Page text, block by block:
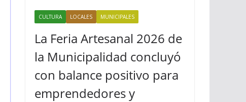
CULTURA LOCALES MUNICIPALES
La Feria Artesanal 2026 de
la Municipalidad concluyó
con balance positivo para
emprendedores y